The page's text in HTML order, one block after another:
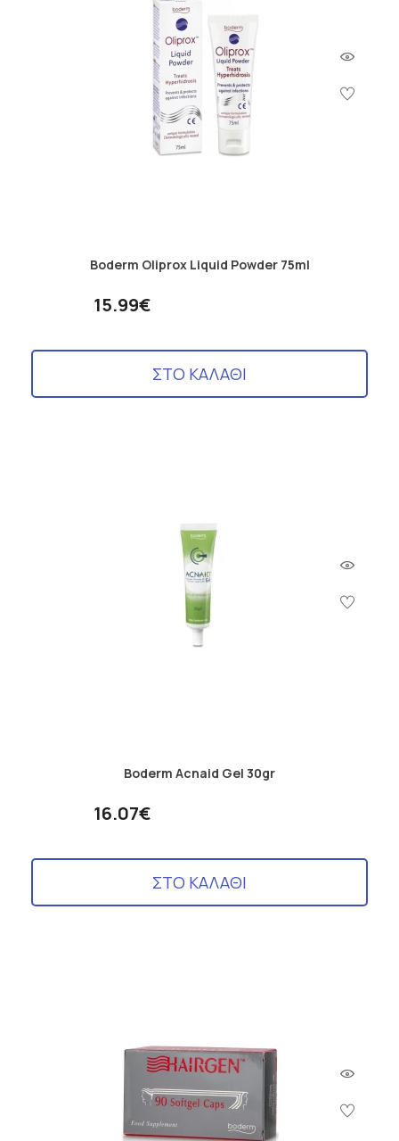
Boderm Oliprox Liquid Powder 75ml
15.99€
ΣΤΟ ΚΑΛΑΘΙ
Boderm Acnaid Gel 30gr
16.07€
ΣΤΟ ΚΑΛΑΘΙ